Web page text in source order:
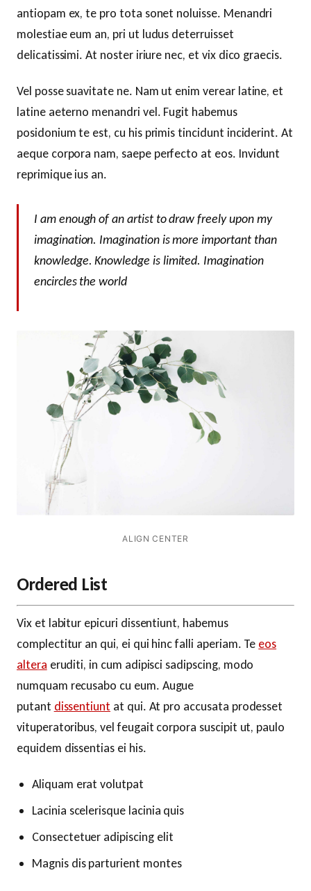
antiopam ex, te pro tota sonet noluisse. Menandri
molestiae eum an, pri ut ludus deterruisset
delicatissimi. At noster iriure nec, et vix dico graecis.
Vel posse suavitate ne. Nam ut enim verear latine, et
latine aeterno menandri vel. Fugit habemus
posidonium te est, cu his primis tincidunt inciderint. At
aeque corpora nam, saepe perfecto at eos. Invidunt
reprimique ius an.
I am enough of an artist to draw freely upon my
imagination. Imagination is more important than
knowledge. Knowledge is limited. Imagination
encircles the world
ALIGN CENTER
Ordered List
Vix et labitur epicuri dissentiunt, habemus
complectitur an qui, ei qui hinc falli aperiam. Te eos
altera eruditi, in cum adipisci sadipscing, modo
numquam recusabo cu eum. Augue
putant dissentiunt at qui. At pro accusata prodesset
vituperatoribus, vel feugait corpora suscipit ut, paulo
equidem dissentias ei his.
Aliquam erat volutpat
Lacinia scelerisque lacinia quis
Consectetuer adipiscing elit
Magnis dis parturient montes